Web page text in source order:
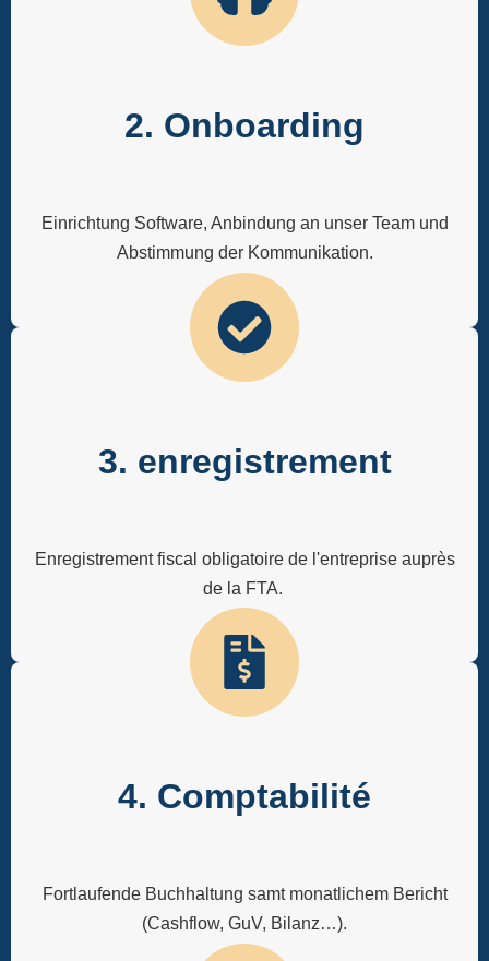
2. Onboarding
Einrichtung Software, Anbindung an unser Team und
Abstimmung der Kommunikation.
3. enregistrement
Enregistrement fiscal obligatoire de l'entreprise auprès
de la FTA.
4. Comptabilité
Fortlaufende Buchhaltung samt monatlichem Bericht
(Cashflow, GuV, Bilanz…).